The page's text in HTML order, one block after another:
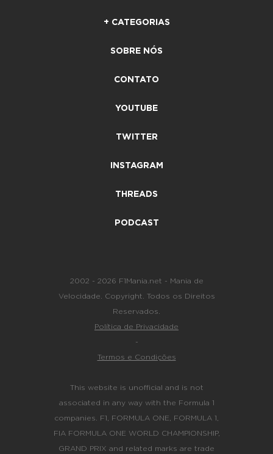
+ CATEGORIAS
SOBRE NÓS
CONTATO
YOUTUBE
TWITTER
INSTAGRAM
THREADS
PODCAST
2002 - 2026 F1Mania.net - Mania de
Velocidade. Copyright. Todos os Direitos
Reservados.
Política de Privacidade
-
Termos e Condições
This website is unofficial and is not
associated in any way with the Formula 1
companies. F1, FORMULA ONE, FORMULA 1,
FIA FORMULA ONE WORLD CHAMPIONSHIP,
GRAND PRIX and related marks are trade